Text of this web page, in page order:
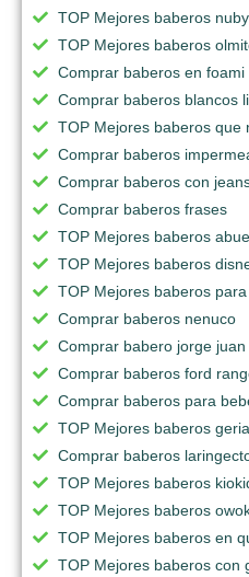
TOP Mejores baberos nuby
TOP Mejores baberos
Comprar baberos en foami
Comprar baberos blancos
TOP Mejores baberos que
Comprar baberos
Comprar baberos con
Comprar baberos frases
TOP Mejores baberos
TOP Mejores baberos
TOP Mejores baberos
Comprar baberos nenuco
Comprar babero jorge juan
Comprar baberos ford
Comprar baberos para
TOP Mejores baberos
Comprar baberos
TOP Mejores baberos
TOP Mejores baberos
TOP Mejores baberos en
TOP Mejores baberos con